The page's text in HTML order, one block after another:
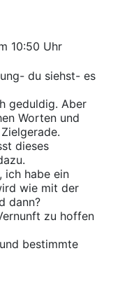
10:50 Uhr
du siehst- es
geduldig. Aber
Worten und
dieses
ich habe ein
wie mit der
dann?
zu hoffen
bestimmte